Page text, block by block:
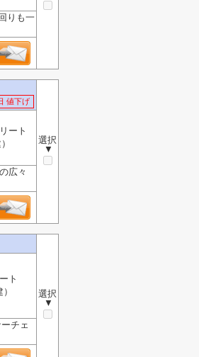
りも一
値下げ
選択
▼
ート
広々
選択
▼
ト
チェ